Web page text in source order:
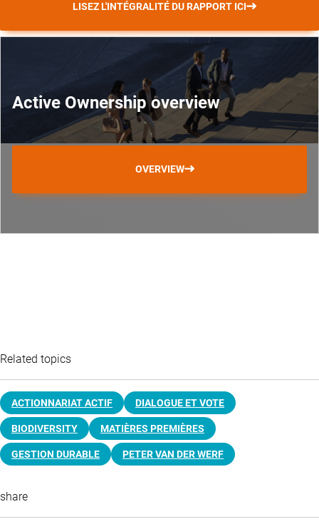
LISEZ L'INTÉGRALITÉ DU RAPPORT ICI
Active Ownership overview
OVERVIEW
Related topics
ACTIONNARIAT ACTIF DIALOGUE ET VOTE
BIODIVERSITY MATIÈRES PREMIÈRES
GESTION DURABLE PETER VAN DER WERF
share